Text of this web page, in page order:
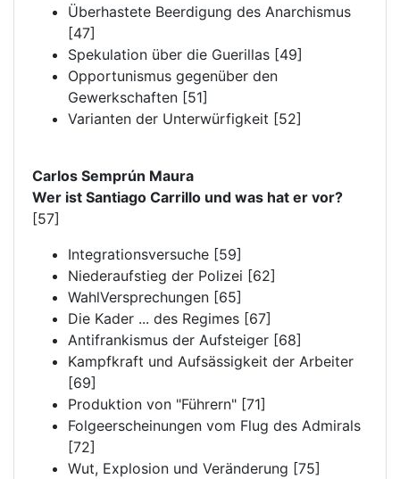
Überhastete Beerdigung des Anarchismus
[47]
Spekulation über die Guerillas [49]
Opportunismus gegenüber den
Gewerkschaften [51]
Varianten der Unterwürfigkeit [52]
Carlos Semprún Maura
Wer ist Santiago Carrillo und was hat er vor?
[57]
Integrationsversuche [59]
Niederaufstieg der Polizei [62]
WahlVersprechungen [65]
Die Kader ... des Regimes [67]
Antifrankismus der Aufsteiger [68]
Kampfkraft und Aufsässigkeit der Arbeiter
[69]
Produktion von "Führern" [71]
Folgeerscheinungen vom Flug des Admirals
[72]
Wut, Explosion und Veränderung [75]